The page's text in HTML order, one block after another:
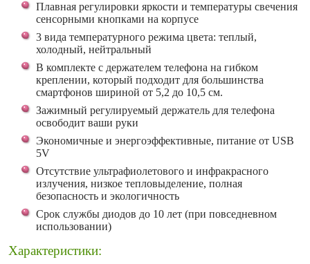
Плавная регулировки яркости и температуры свечения
сенсорными кнопками на корпусе
3 вида температурного режима цвета: теплый,
холодный, нейтральный
В комплекте с держателем телефона на гибком
креплении, который подходит для большинства
смартфонов шириной от 5,2 до 10,5 см.
Зажимный регулируемый держатель для телефона
освободит ваши руки
Экономичные и энергоэффективные, питание от USB
5V
Отсутствие ультрафиолетового и инфракрасного
излучения, низкое тепловыделение, полная
безопасность и экологичность
Срок службы диодов до 10 лет (при повседневном
использовании)
Характеристики: